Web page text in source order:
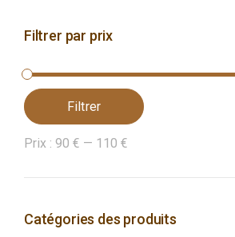
Filtrer par prix
Filtrer
Prix : 90 € — 110 €
Catégories des produits